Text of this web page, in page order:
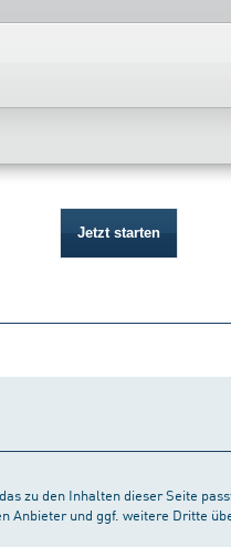
Jetzt starten
zu den Inhalten dieser Seite
Anbieter und ggf. weitere Dritte